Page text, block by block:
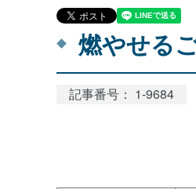
燃やせる
記事番号： 1-9684